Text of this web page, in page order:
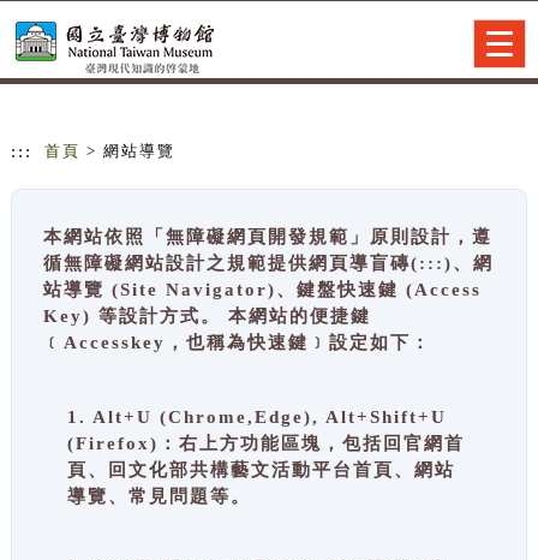
::: 首頁 > 網站導覽
本網站依照「無障礙網頁開發規範」原則設計，遵
循無障礙網站設計之規範提供網頁導盲磚(:::)、網
站導覽 (Site Navigator)、鍵盤快速鍵 (Access
Key) 等設計方式。 本網站的便捷鍵
﹝Accesskey，也稱為快速鍵﹞設定如下：
1. Alt+U (Chrome,Edge), Alt+Shift+U
(Firefox)：右上方功能區塊，包括回官網首
頁、回文化部共構藝文活動平台首頁、網站
導覽、常見問題等。